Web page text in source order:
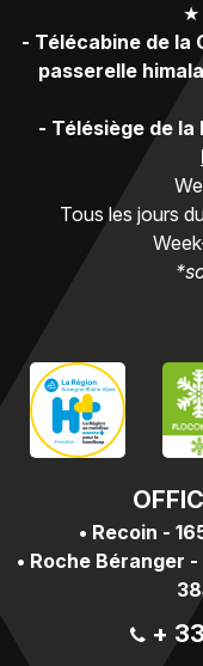
• Recoin -
• Roche Béranger
+
★
- Télécabine de la
passerelle
- Télésiège de
Tous les jours